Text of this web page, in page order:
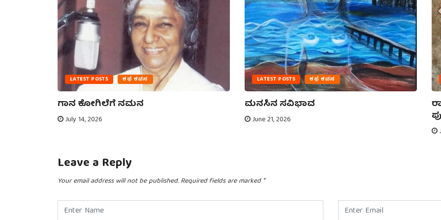
LATEST POSTS ಕಥೆ ಕವನ
ಗಾನ ಕೋಗಿಲೆಗೆ ನಮನ
July 14, 2026
LATEST POSTS ಕಥೆ ಕವನ
ಮನಸಿನ ಸವಿಭಾವ
June 21, 2026
Leave a Reply
Your email address will not be published. Required fields are marked *